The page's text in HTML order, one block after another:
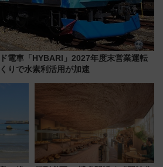
電車「HYBARI」2027年度末営業運転
りで水素利活用が加速